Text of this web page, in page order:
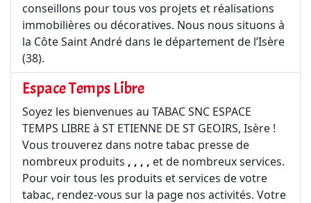
conseillons pour tous vos projets et réalisations
immobilières ou décoratives. Nous nous situons à
la Côte Saint André dans le département de l’Isère
(38).
Espace Temps Libre
Soyez les bienvenues au TABAC SNC ESPACE
TEMPS LIBRE à ST ETIENNE DE ST GEOIRS, Isère !
Vous trouverez dans notre tabac presse de
nombreux produits , , , , et de nombreux services.
Pour voir tous les produits et services de votre
tabac, rendez-vous sur la page nos activités. Votre